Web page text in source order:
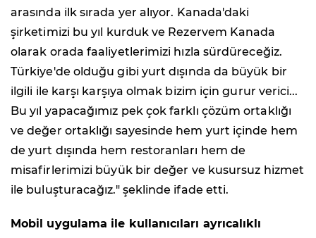
arasında ilk sırada yer alıyor. Kanada'daki
şirketimizi bu yıl kurduk ve Rezervem Kanada
olarak orada faaliyetlerimizi hızla sürdüreceğiz.
Türkiye'de olduğu gibi yurt dışında da büyük bir
ilgili ile karşı karşıya olmak bizim için gurur verici...
Bu yıl yapacağımız pek çok farklı çözüm ortaklığı
ve değer ortaklığı sayesinde hem yurt içinde hem
de yurt dışında hem restoranları hem de
misafirlerimizi büyük bir değer ve kusursuz hizmet
ile buluşturacağız."şeklinde ifade etti.
Mobil uygulama ile kullanıcıları ayrıcalıklı